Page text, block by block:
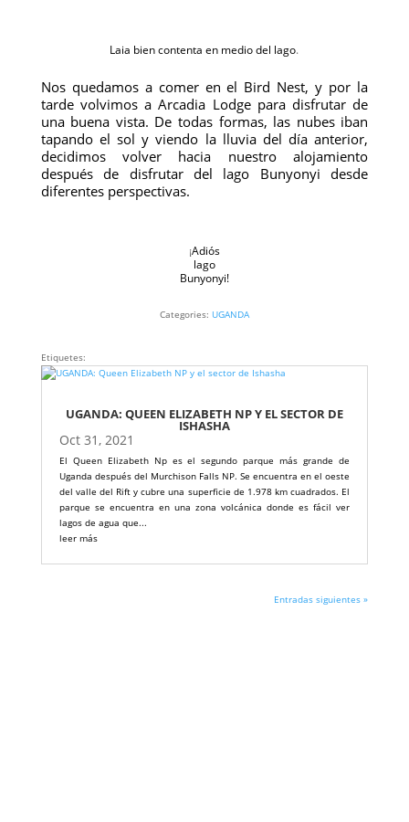
Laia bien contenta en medio del lago.
Nos quedamos a comer en el Bird Nest, y por la
tarde volvimos a Arcadia Lodge para disfrutar de
una buena vista. De todas formas, las nubes iban
tapando el sol y viendo la lluvia del día anterior,
decidimos volver hacia nuestro alojamiento
después de disfrutar del lago Bunyonyi desde
diferentes perspectivas.
¡Adiós
lago
Bunyonyi!
Categories: UGANDA
Etiquetes:
UGANDA: QUEEN ELIZABETH NP Y EL SECTOR DE
ISHASHA
Oct 31, 2021
El Queen Elizabeth Np es el segundo parque más grande de
Uganda después del Murchison Falls NP. Se encuentra en el oeste
del valle del Rift y cubre una superficie de 1.978 km cuadrados. El
parque se encuentra en una zona volcánica donde es fácil ver
lagos de agua que...
leer más
Entradas siguientes »